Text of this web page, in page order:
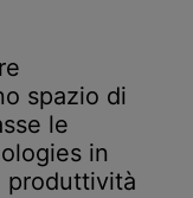
spazio di
le
in
produttività